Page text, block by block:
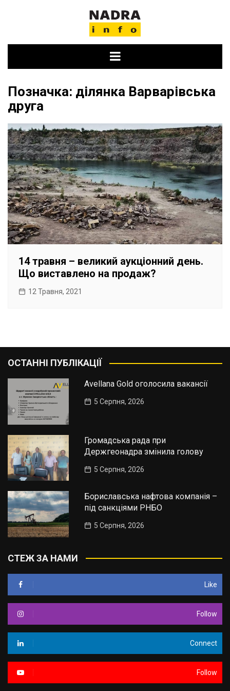
Позначка: ділянка Варварівська
друга
14 травня – великий аукціонний день.
Що виставлено на продаж?
12 Травня, 2021
ОСТАННІ ПУБЛІКАЦІЇ
Avellana Gold оголосила вакансії
5 Серпня, 2026
Громадська рада при
Держгеонадра змінила голову
5 Серпня, 2026
Бориславська нафтова компанія –
під санкціями РНБО
5 Серпня, 2026
СТЕЖ ЗА НАМИ
Like
Follow
Connect
Follow